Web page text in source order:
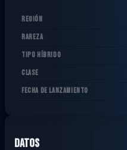
REGIÓN
RAREZA
TIPO HÍBRIDO
CLASE
FECHA DE LANZAMIENTO
Datos